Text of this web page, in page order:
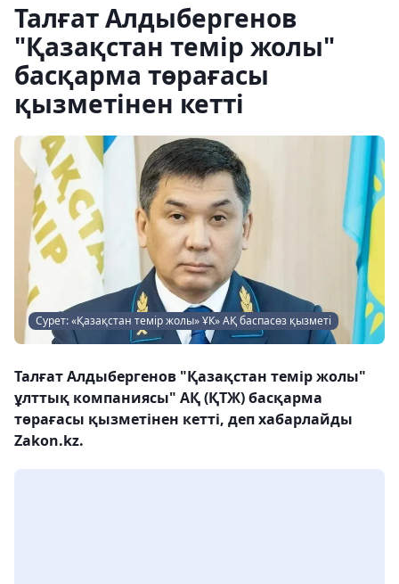
Талғат Алдыбергенов
"Қазақстан темір жолы"
басқарма төрағасы
қызметінен кетті
Сурет: «Қазақстан темір жолы» ҰК» АҚ баспасөз қызметі
Талғат Алдыбергенов "Қазақстан темір жолы"
ұлттық компаниясы" АҚ (ҚТЖ) басқарма
төрағасы қызметінен кетті, деп хабарлайды
Zakon.kz.